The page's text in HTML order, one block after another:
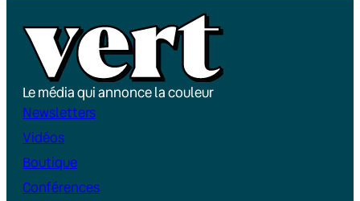
Le média qui annonce la couleur
Newsletters
Vidéos
Boutique
Conférences